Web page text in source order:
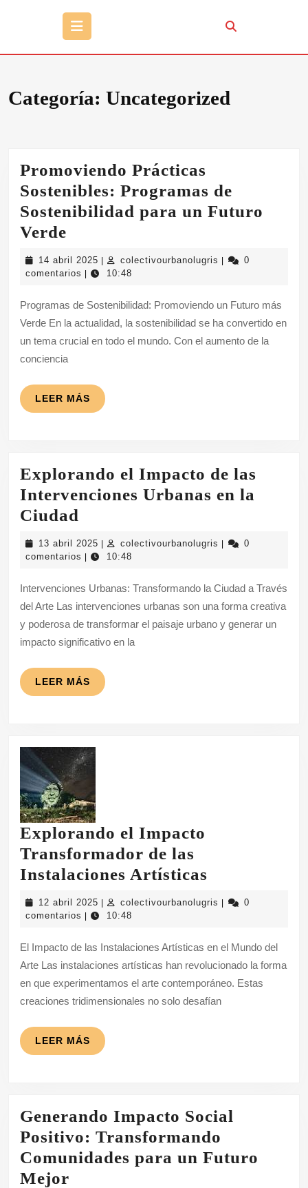
Botón
Categoría: Uncategorized
Promoviendo Prácticas
Sostenibles: Programas de
Sostenibilidad para un Futuro
Verde
Prácticas
Sostenibles:
de
Sostenibilidad
para
Futuro
Verde
14 abril 2025 14
abril
colectivourbanolugris
0
comentarios
10:48
Programas de Sostenibilidad: Promoviendo un Futuro más
Verde En la actualidad, la sostenibilidad se ha convertido en
un tema crucial en todo el mundo. Con el aumento de la
conciencia
LEER MÁS LEER
MÁS
Explorando el Impacto de las
Intervenciones Urbanas en la
Ciudad
el
Impacto
las
Intervenciones
Urbanas
la
Ciudad
13 abril 2025 13
abril
colectivourbanolugris
0
comentarios
10:48
Intervenciones Urbanas: Transformando la Ciudad a Través
del Arte Las intervenciones urbanas son una forma creativa
y poderosa de transformar el paisaje urbano y generar un
impacto significativo en la
LEER MÁS LEER
MÁS
Explorando el Impacto
Transformador de las
Instalaciones Artísticas
el
de
las
12 abril 2025 12
abril
colectivourbanolugris
0
comentarios
10:48
El Impacto de las Instalaciones Artísticas en el Mundo del
Arte Las instalaciones artísticas han revolucionado la forma
en que experimentamos el arte contemporáneo. Estas
creaciones tridimensionales no solo desafían
LEER MÁS LEER
MÁS
Generando Impacto Social
Positivo: Transformando
Comunidades para un Futuro
Mejor